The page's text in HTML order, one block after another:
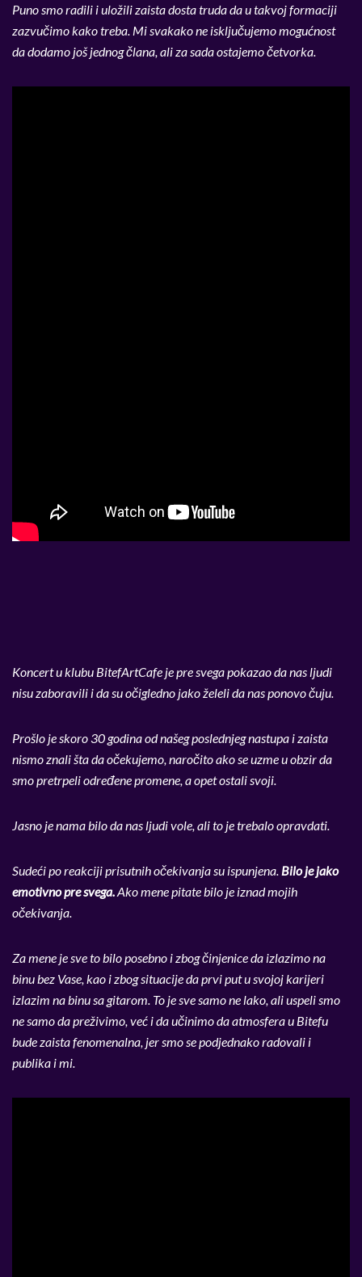
Puno smo radili i uložili zaista dosta truda da u takvoj formaciji
zazvučimo kako treba. Mi svakako ne isključujemo mogućnost
da dodamo još jednog člana, ali za sada ostajemo četvorka.
Koncert u klubu BitefArtCafe je pre svega pokazao da nas ljudi
nisu zaboravili i da su očigledno jako želeli da nas ponovo čuju.
Prošlo je skoro 30 godina od našeg poslednjeg nastupa i zaista
nismo znali šta da očekujemo, naročito ako se uzme u obzir da
smo pretrpeli određene promene, a opet ostali svoji.
Jasno je nama bilo da nas ljudi vole, ali to je trebalo opravdati.
Sudeći po reakciji prisutnih očekivanja su ispunjena. Bilo je jako
emotivno pre svega.Ako mene pitate bilo je iznad mojih
očekivanja.
Za mene je sve to bilo posebno i zbog činjenice da izlazimo na
binu bez Vase, kao i zbog situacije da prvi put u svojoj karijeri
izlazim na binu sa gitarom. To je sve samo ne lako, ali uspeli smo
ne samo da preživimo, već i da učinimo da atmosfera u Bitefu
bude zaista fenomenalna, jer smo se podjednako radovali i
publika i mi.